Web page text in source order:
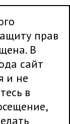
прав
В
сайт
и не
в